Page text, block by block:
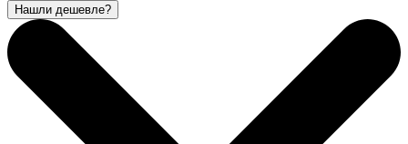
Нашли дешевле?